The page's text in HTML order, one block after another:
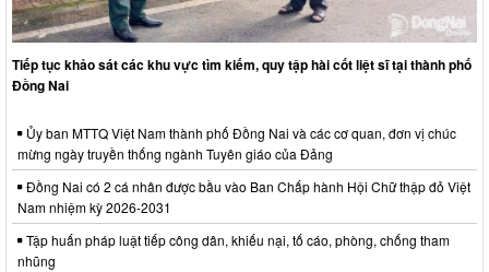
Tiếp tục khảo sát các khu vực tìm kiếm, quy tập hài cốt liệt sĩ tại thành phố
Đồng Nai
Ủy ban MTTQ Việt Nam thành phố Đồng Nai và các cơ quan, đơn vị chúc
mừng ngày truyền thống ngành Tuyên giáo của Đảng
Đồng Nai có 2 cá nhân được bầu vào Ban Chấp hành Hội Chữ thập đỏ Việt
Nam nhiệm kỳ 2026-2031
Tập huấn pháp luật tiếp công dân, khiếu nại, tố cáo, phòng, chống tham
nhũng